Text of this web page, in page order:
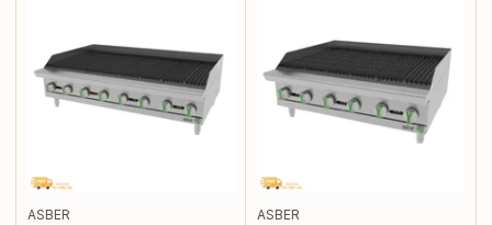
ASBER ASBER